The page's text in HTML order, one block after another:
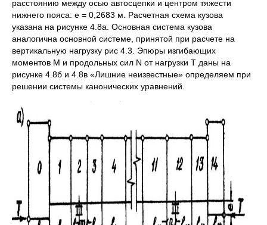
расстоянию между осью автосцепки и центром тяжести
нижнего пояса: е = 0,2683 м. Расчетная схема кузова
указана на рисунке 4.8а. Основная система кузова
аналогична основной системе, принятой при расчете на
вертикальную нагрузку рис 4.3. Эпюры изгибающих
моментов М и продольных сил N от нагрузки Т даны на
рисунке 4.8б и 4.8в «Лишние неизвестные» определяем при
решении системы канонических уравнений.